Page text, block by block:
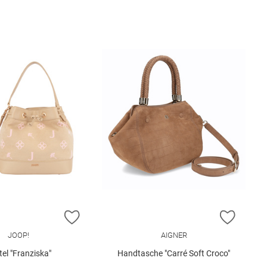
HINZUFÜGEN
JOOP!
"Franziska"
ZUR
AIGNER
Handtasche "Carré Soft Croco"